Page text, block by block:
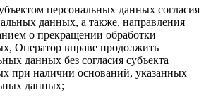
персональных данных согласия
данных, а также, направления
о прекращении обработки
Оператор вправе продолжить
данных без согласия субъекта
при наличии оснований, указанных
данных;